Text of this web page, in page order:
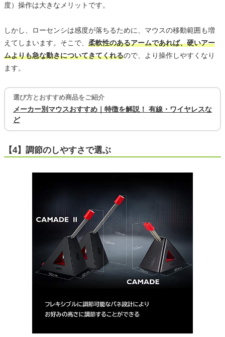
度）操作は大きなメリットです。
しかし、ローセンシは感度が落ちるために、マウスの移動範囲も増
えてしまいます。そこで、 柔軟性のあるアームであれば、硬いアー
ムよりも急な動きについてきてくれるので、より操作しやすくなり
ます。
選び方とおすすめ商品をご紹介
メーカー別マウスおすすめ｜特徴を解説！ 有線・ワイヤレスな
ど
【4】調節のしやすさで選ぶ